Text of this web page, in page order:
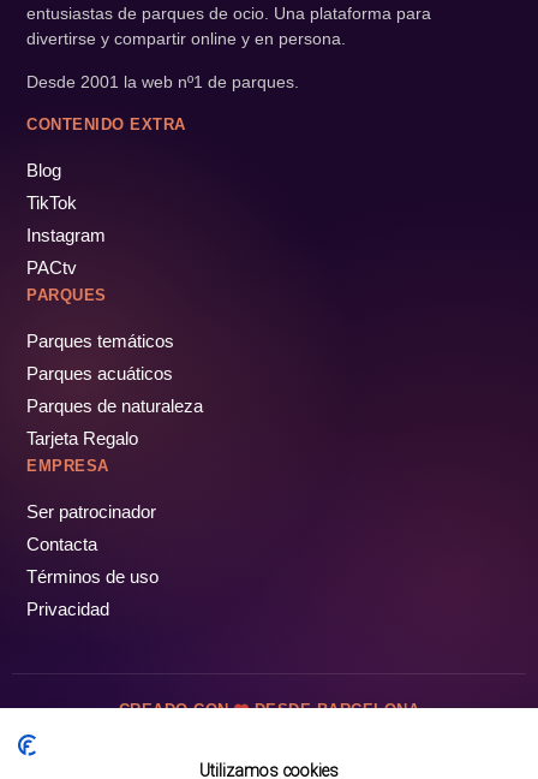
entusiastas de parques de ocio. Una plataforma para
divertirse y compartir online y en persona.
Desde 2001 la web nº1 de parques.
CONTENIDO EXTRA
Blog
TikTok
Instagram
PACtv
PARQUES
Parques temáticos
Parques acuáticos
Parques de naturaleza
Tarjeta Regalo
EMPRESA
Ser patrocinador
Contacta
Términos de uso
Privacidad
CREADO CON DESDE BARCELONA
Utilizamos cookies